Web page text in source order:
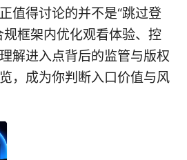
值得讨论的并不是“跳过登
规框架内优化观看体验、控
解进入点背后的监管与版权
，成为你判断入口价值与风